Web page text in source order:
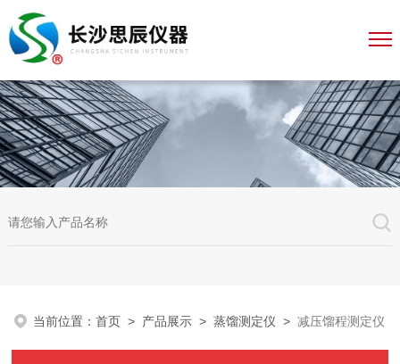
当前位置：首页 > 产品展示 >蒸馏测定仪 >减压馏程测定仪